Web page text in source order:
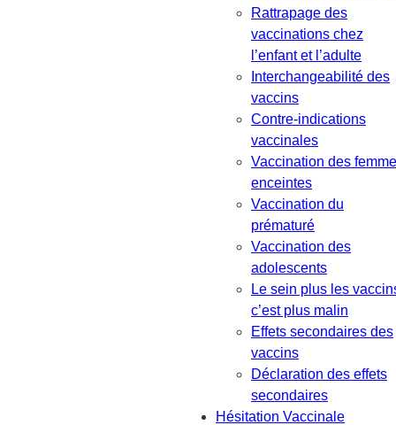
Rattrapage des
vaccinations chez
l’enfant et l’adulte
Interchangeabilité des
vaccins
Contre-indications
vaccinales
Vaccination des
enceintes
Vaccination du
prématuré
Vaccination des
adolescents
Le sein plus les
c’est plus malin
Effets secondaires des
vaccins
Déclaration des effets
secondaires
Hésitation Vaccinale